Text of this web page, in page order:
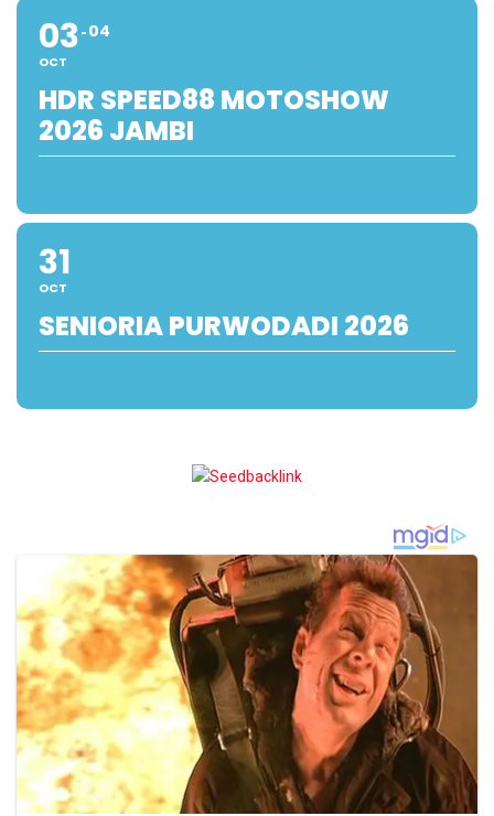
03
OCT
04
HDR SPEED88 MOTOSHOW
2026 JAMBI
31
OCT
SENIORIA PURWODADI 2026